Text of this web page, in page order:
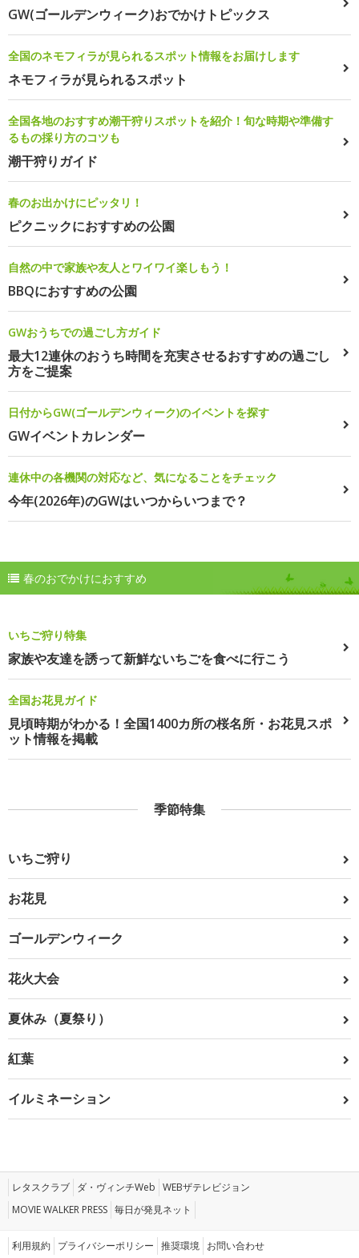
GW(ゴールデンウィーク)おでかけトピックス
全国のネモフィラが見られるスポット情報をお届けします
ネモフィラが見られるスポット
全国各地のおすすめ潮干狩りスポットを紹介！旬な時期や準備す
るもの採り方のコツも
潮干狩りガイド
春のお出かけにピッタリ！
ピクニックにおすすめの公園
自然の中で家族や友人とワイワイ楽しもう！
BBQにおすすめの公園
GWおうちでの過ごし方ガイド
最大12連休のおうち時間を充実させるおすすめの過ごし
方をご提案
日付からGW(ゴールデンウィーク)のイベントを探す
GWイベントカレンダー
連休中の各機関の対応など、気になることをチェック
今年(2026年)のGWはいつからいつまで？
春のおでかけにおすすめ
いちご狩り特集
家族や友達を誘って新鮮ないちごを食べに行こう
全国お花見ガイド
見頃時期がわかる！全国1400カ所の桜名所・お花見スポ
ット情報を掲載
季節特集
いちご狩り
お花見
ゴールデンウィーク
花火大会
夏休み（夏祭り）
紅葉
イルミネーション
レタスクラブ ダ・ヴィンチWeb WEBザテレビジョン
MOVIE WALKER PRESS 毎日が発見ネット
利用規約 プライバシーポリシー 推奨環境 お問い合わせ